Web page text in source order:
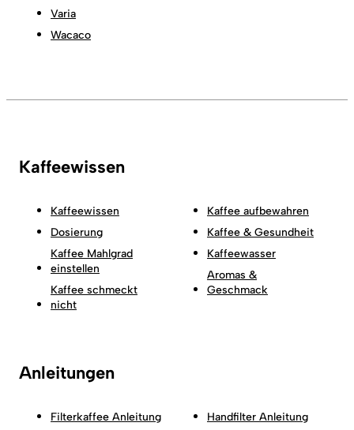
Varia
Wacaco
Kaffeewissen
Kaffeewissen
Dosierung
Kaffee Mahlgrad
einstellen
Kaffee schmeckt
nicht
Kaffee aufbewahren
Kaffee & Gesundheit
Kaffeewasser
Aromas &
Geschmack
Anleitungen
Filterkaffee Anleitung
Handfilter Anleitung